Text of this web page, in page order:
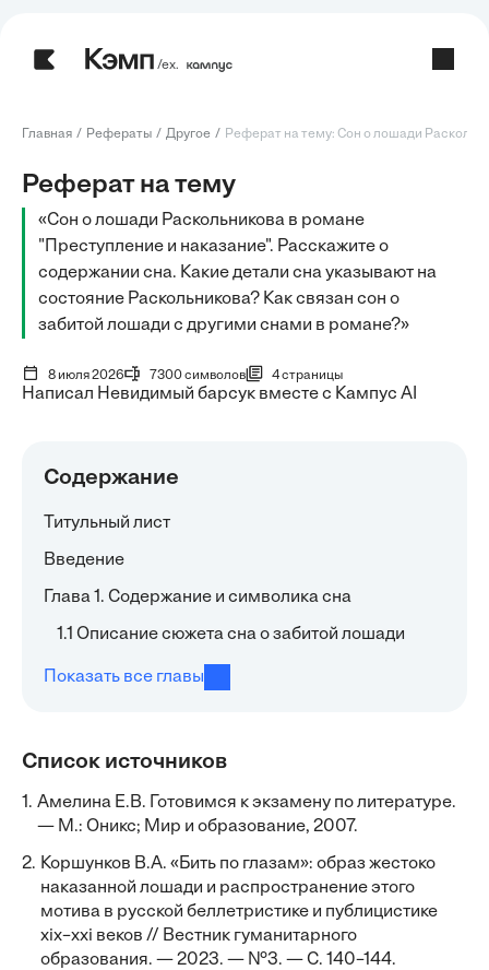
/ех.
Главная Рефераты Другое Реферат на тему: Сон о лошади
Реферат на тему
«Сон о лошади Раскольникова в романе
"Преступление и наказание". Расскажите о
содержании сна. Какие детали сна указывают на
состояние Раскольникова? Как связан сон о
забитой лошади с другими снами в романе?»
8 июля 2026 7300 символов 4 страницы
Написал Невидимый барсук вместе с Кампус AI
Содержание
Титульный лист
Введение
Глава 1. Содержание и символика сна
1.1 Описание сюжета сна о забитой лошади
Показать все главы
Список источников
1. Амелина Е.В. Готовимся к экзамену по литературе.
— М.: Оникс; Мир и образование, 2007.
2. Коршунков В.А. «Бить по глазам»: образ жестоко
наказанной лошади и распространение этого
мотива в русской беллетристике и публицистике
xix–xxi веков // Вестник гуманитарного
образования. — 2023. — №3. — С. 140–144.